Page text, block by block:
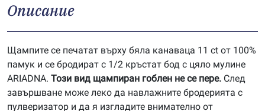
Описание
Щампите се печатат върху бяла канаваца 11 ct от 100%
памук и се бродират с 1/2 кръстат бод с цяло мулине
ARIADNA. Този вид щампиран гоблен не се пере. След
завършване може леко да навлажните бродерията с
пулверизатор и да я изгладите внимателно от